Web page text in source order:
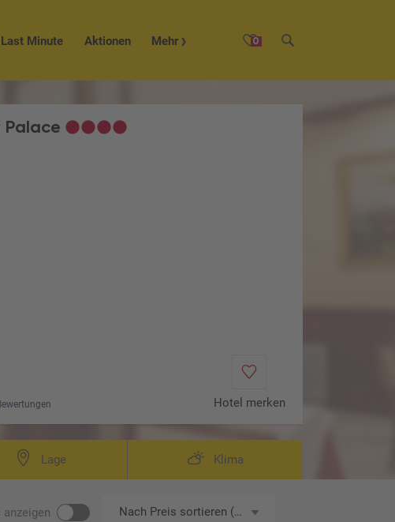
0
Last Minute Aktionen Mehr
Hotel merken
Lage Klima
anzeigen Nach Preis sortieren (aufsteigend)